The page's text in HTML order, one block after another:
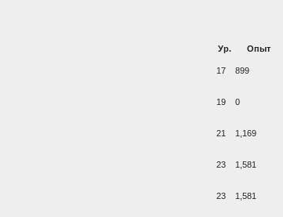
Ур. Опыт
17 899
19 0
21 1,169
23 1,581
23 1,581